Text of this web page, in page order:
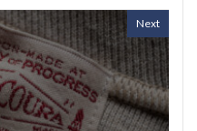
Next